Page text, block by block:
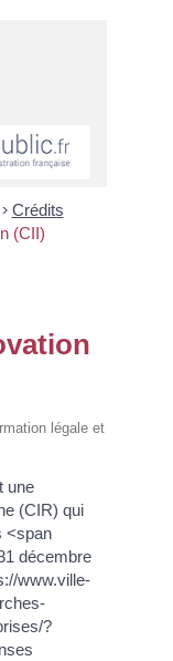
> Crédits
(CII)
légale et
une
(CIR) qui
<span
décembre
www.ville-
?